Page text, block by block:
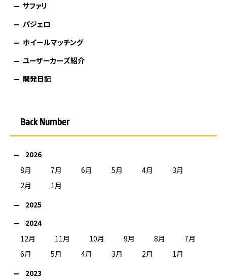
サファリ
パジェロ
ホイールマッチング
ユーザーカーズ紹介
開発日記
Back Number
2026
8月
7月 6月 5月 4月
3月
2月
1月
2025
2024
12月
11月 10月 9月 8月
7月
6月
5月 4月 3月 2月
1月
2023